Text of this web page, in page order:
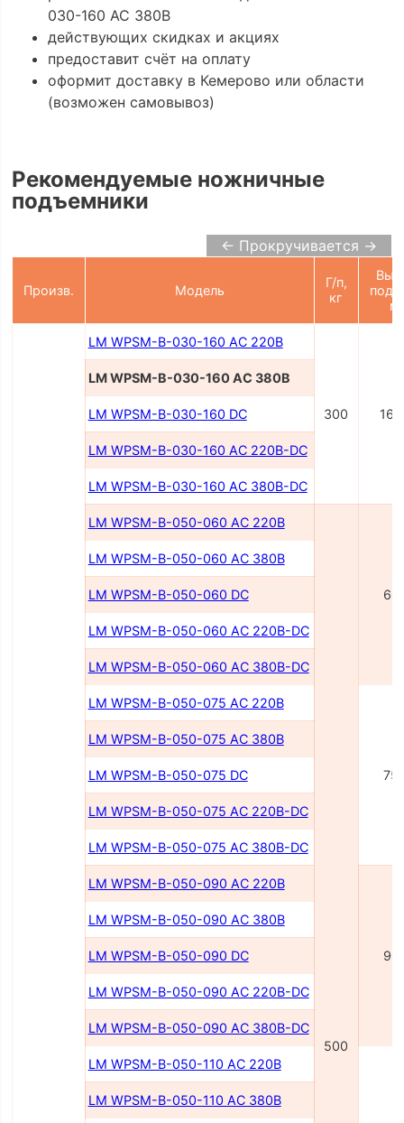
030-160 AC 380В
действующих скидках и акциях
предоставит счёт на оплату
оформит доставку в Кемерово или области
(возможен самовывоз)
Рекомендуемые ножничные
подъемники
← Прокручивается →
Произв. Модель
Г/п,
кг
LM WPSM-B-030-160 AC 220В
300
LM WPSM-B-030-160 AC 380В
LM WPSM-B-030-160 DC
LM WPSM-B-030-160 AC 220B-DC
LM WPSM-B-030-160 AC 380B-DC
LM WPSM-B-050-060 AC 220B
500
LM WPSM-B-050-060 AC 380B
LM WPSM-B-050-060 DC
LM WPSM-B-050-060 AC 220В-DC
LM WPSM-B-050-060 AC 380В-DC
LM WPSM-B-050-075 AC 220В
LM WPSM-B-050-075 AC 380В
LM WPSM-B-050-075 DC
LM WPSM-B-050-075 AC 220В-DC
LM WPSM-B-050-075 AC 380В-DC
LM WPSM-B-050-090 AC 220В
LM WPSM-B-050-090 AC 380В
LM WPSM-B-050-090 DC
LM WPSM-B-050-090 AC 220В-DC
LM WPSM-B-050-090 AC 380В-DC
LM WPSM-B-050-110 AC 220В
LM WPSM-B-050-110 AC 380В